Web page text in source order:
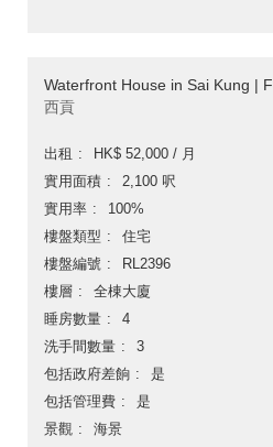
Waterfront House in Sai Kung |
西貢
出租
HK$ 52,000 / 月
實用面積
2,100 呎
實用率
100%
樓盤類型
住宅
樓盤編號
RL2396
樓層
全棟大廈
睡房數量
4
洗手間數量
3
包括政府差餉
是
包括管理費
是
景觀
海景